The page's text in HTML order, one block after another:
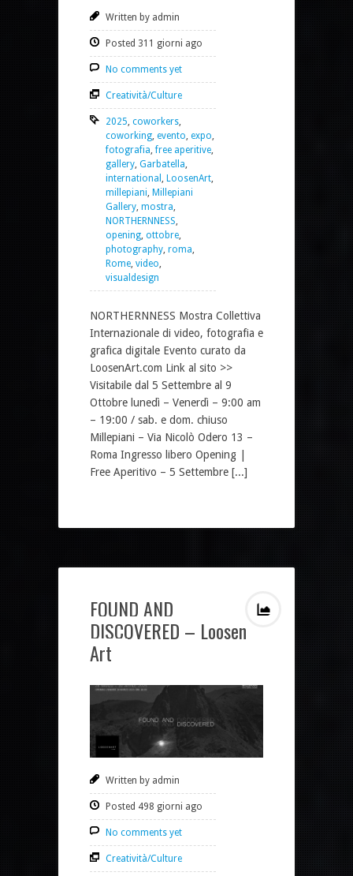
Written by admin
Posted 311 giorni ago
No comments yet
Creatività/Culture
2025, coworkers,
coworking, evento, expo,
fotografia,free aperitive,
gallery, Garbatella,
international , LoosenArt,
millepiani, Millepiani
Gallery, mostra,
NORTHERNNESS,
opening, ottobre,
photography, roma,
Rome, video,
visualdesign
NORTHERNNESS Mostra Collettiva
Internazionale di video, fotografia e
grafica digitale Evento curato da
LoosenArt.com Link al sito >>
Visitabile dal 5 Settembre al 9
Ottobre lunedì – Venerdì – 9:00 am
– 19:00 / sab. e dom. chiuso
Millepiani – Via Nicolò Odero 13 –
Roma Ingresso libero Opening |
Free Aperitivo – 5 Settembre [...]
FOUND AND
DISCOVERED – Loosen
Art
Written by admin
Posted 498 giorni ago
No comments yet
Creatività/Culture